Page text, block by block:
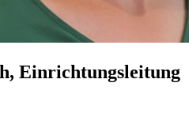
Einrichtungsleitung